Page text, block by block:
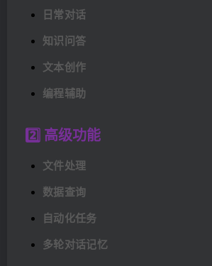
日常对话
知识问答
文本创作
编程辅助
2️⃣ 高级功能
文件处理
数据查询
自动化任务
多轮对话记忆